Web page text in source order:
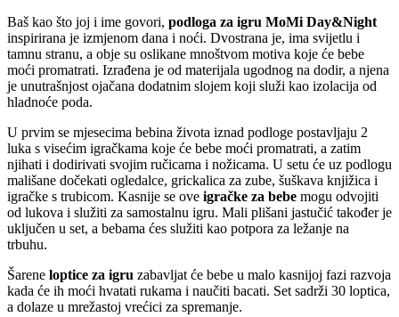
Baš kao što joj i ime govori, podloga za igru MoMi Day&Night
inspirirana je izmjenom dana i noći. Dvostrana je, ima svijetlu i
tamnu stranu, a obje su oslikane mnoštvom motiva koje će bebe
moći promatrati. Izrađena je od materijala ugodnog na dodir, a njena
je unutrašnjost ojačana dodatnim slojem koji služi kao izolacija od
hladnoće poda.
U prvim se mjesecima bebina života iznad podloge postavljaju 2
luka s visećim igračkama koje će bebe moći promatrati, a zatim
njihati i dodirivati svojim ručicama i nožicama. U setu će uz podlogu
mališane dočekati ogledalce, grickalica za zube, šuškava knjižica i
igračke s trubicom. Kasnije se ove igračke za bebe mogu odvojiti
od lukova i služiti za samostalnu igru. Mali plišani jastučić također je
uključen u set, a bebama ćes služiti kao potpora za ležanje na
trbuhu.
Šarene loptice za igru zabavljat će bebe u malo kasnijoj fazi razvoja
kada će ih moći hvatati rukama i naučiti bacati. Set sadrži 30 loptica,
a dolaze u mrežastoj vrećici za spremanje.